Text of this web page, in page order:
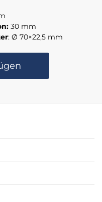
30 mm
: Ø 70×22,5 mm